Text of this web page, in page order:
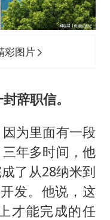
彩图片
辞职信。
为里面有一段
年多时间，他
了从28纳米到
发。他说，这
才能完成的任